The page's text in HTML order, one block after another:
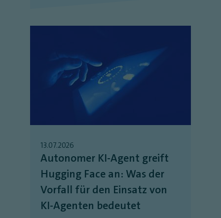
13.07.2026
Autonomer KI-Agent greift
Hugging Face an: Was der
Vorfall für den Einsatz von
KI-Agenten bedeutet